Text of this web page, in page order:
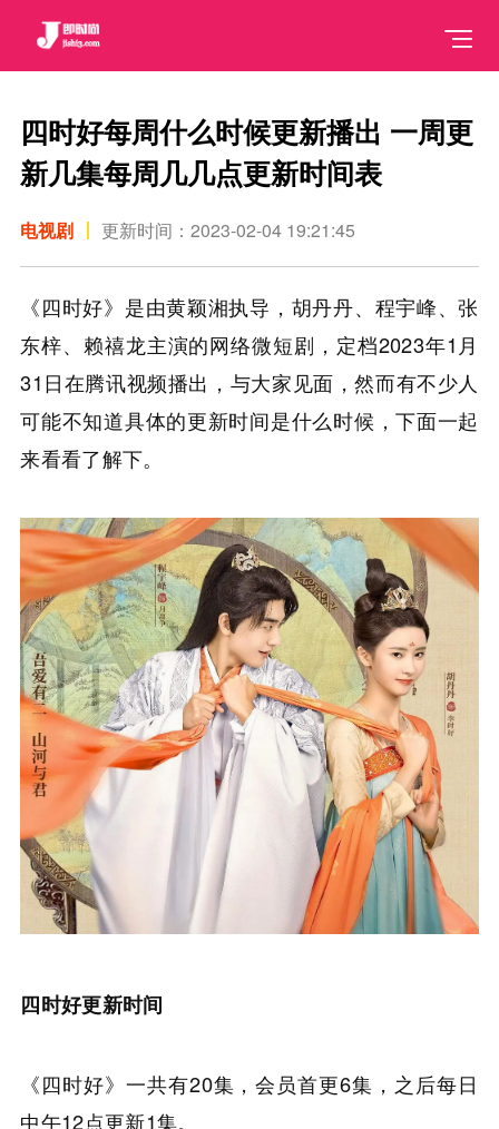
四时好每周什么时候更新播出 一周更
新几集每周几几点更新时间表
电视剧 更新时间：2023-02-04 19:21:45
《四时好》是由黄颖湘执导，胡丹丹、程宇峰、张
东梓、赖禧龙主演的网络微短剧，定档2023年1月
31日在腾讯视频播出，与大家见面，然而有不少人
可能不知道具体的更新时间是什么时候，下面一起
来看看了解下。
四时好更新时间
《四时好》一共有20集，会员首更6集，之后每日
中午12点更新1集。